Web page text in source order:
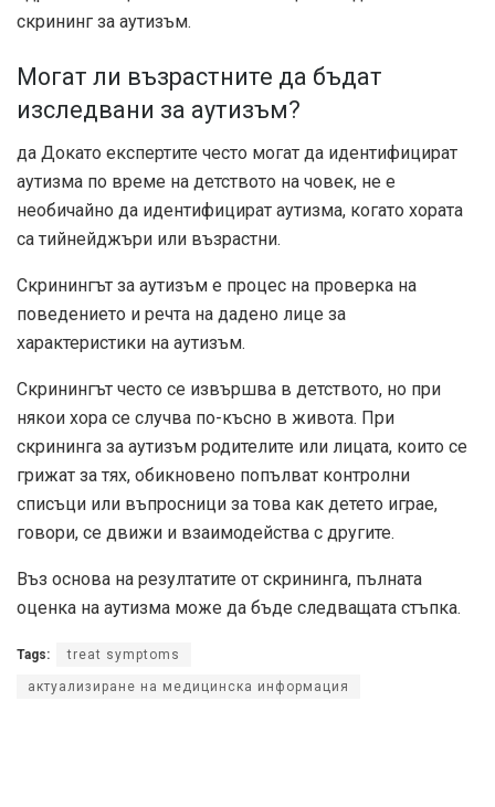
скрининг за аутизъм.
Могат ли възрастните да бъдат
изследвани за аутизъм?
да Докато експертите често могат да идентифицират
аутизма по време на детството на човек, не е
необичайно да идентифицират аутизма, когато хората
са тийнейджъри или възрастни.
Скринингът за аутизъм е процес на проверка на
поведението и речта на дадено лице за
характеристики на аутизъм.
Скринингът често се извършва в детството, но при
някои хора се случва по-късно в живота. При
скрининга за аутизъм родителите или лицата, които се
грижат за тях, обикновено попълват контролни
списъци или въпросници за това как детето играе,
говори, се движи и взаимодейства с другите.
Въз основа на резултатите от скрининга, пълната
оценка на аутизма може да бъде следващата стъпка.
Tags: treat symptoms
актуализиране на медицинска информация